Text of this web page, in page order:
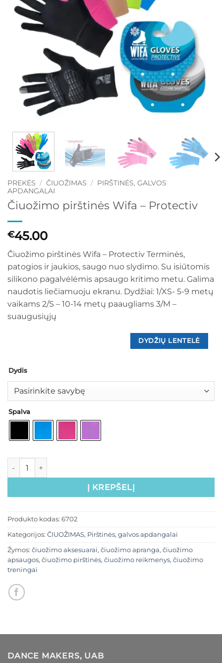
PREKĖS / ČIUOŽIMAS / PIRŠTINĖS, GALVOS
APDANGALAI
Čiuožimo pirštinės Wifa – Protectiv
€45.00
Čiuožimo pirštinės Wifa – Protectiv Terminės,
patogios ir jaukios, saugo nuo slydimo. Su isiūtomis
silikono pagalvėlėmis apsaugo kritimo metu. Galima
naudotis liečiamuoju ekranu. Dydžiai: 1/XS- 5-9 metų
vaikams 2/S – 10-14 metų paaugliams 3/M –
suaugusiųjų
DYDŽIŲ LENTELĖ
Dydis
Spalva
Į KREPŠELĮ
Produkto kodas: 6702
Kategorijos: ČIUOŽIMAS, Pirštinės, galvos apdangalai
Žymos: čiuožimo aksesuarai, čiuožimo apranga, čiuožimo
apsaugos, čiuožimo pirštinės, čiuožimo reikmenys, čiuožimo
treningai
DANCE MAKERS, UAB